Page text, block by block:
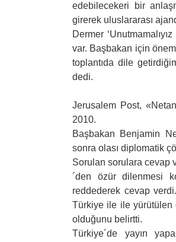
edebilecekeri bir
girerek uluslararası
Dermer
var. Başbakan için
toplantıda dile
dedi.
Jerusalem Post,
2010.
Başbakan Benjamin
sonra olası diplomatik
Sorulan sorulara cevap
´den özür dilenmesi
reddederek cevap
Türkiye ile ile yürütülen
olduğunu belirtti.
Türkiye´de yayın